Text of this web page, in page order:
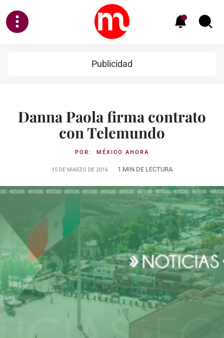
Publicidad
Danna Paola firma contrato
con Telemundo
POR: MÉXICO AHORA
15 DE MARZO DE 2016 1 MIN DE LECTURA